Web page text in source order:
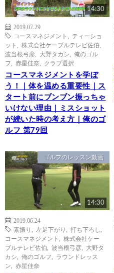
14:30
2019.07.29
コースマネジメント
ティーショ
ット
株式会社ケーブルテレビ佐伯
波当根弓彦
大野タカシ
俺のゴル
フ
赤星佳奈 クラブ選択
コースマネジメントを学ぼ
う！｜体を温める重要性｜ス
タート前にブンブン振っちゃ
いけない理由｜ミスショット
が続いた時の考え方｜俺のゴ
ルフ 第79回
ゴルフのレッスン動画
14:30
2019.06.24
素振り
左足下がり 打ち下ろし
コースマネジメント
株式会社ケー
ブルテレビ佐伯
波当根弓彦
大野タ
カシ
俺のゴルフ
ラウンドレッス
ン
赤星佳奈